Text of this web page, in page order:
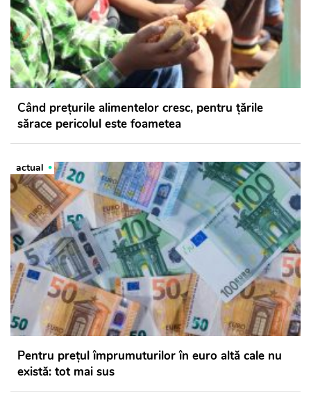
Când preţurile alimentelor cresc, pentru ţările
sărace pericolul este foametea
actual
Pentru preţul împrumuturilor în euro altă cale nu
există: tot mai sus